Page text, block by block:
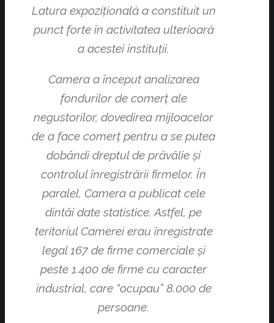
Latura expoziţională a constituit un
punct forte în activitatea ulterioară
a acestei instituţii.
Camera a început analizarea
fondurilor de comerţ ale
negustorilor, dovedirea mijloacelor
de a face comerţ pentru a se putea
dobândi dreptul de prăvălie și
controlul înregistrării firmelor. În
paralel, Camera a publicat cele
dintâi date statistice. Astfel, pe
teritoriul Camerei erau înregistrate
legal 167 de firme comerciale şi
peste 1.400 de firme cu caracter
industrial, care “ocupau” 8.000 de
persoane.